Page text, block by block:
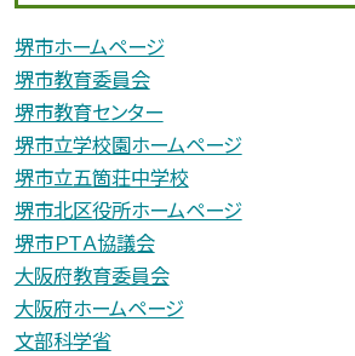
堺市ホームページ
堺市教育委員会
堺市教育センター
堺市立学校園ホームページ
堺市立五箇荘中学校
堺市北区役所ホームページ
堺市ＰＴＡ協議会
大阪府教育委員会
大阪府ホームページ
文部科学省